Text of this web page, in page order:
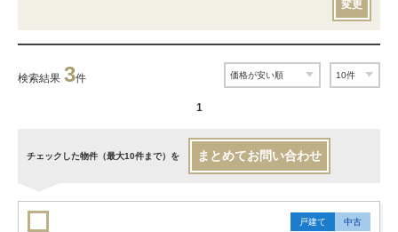
変更
検索結果 3件
1
チェックした物件（最大10件まで）を まとめてお問い合わせ
戸建て 中古